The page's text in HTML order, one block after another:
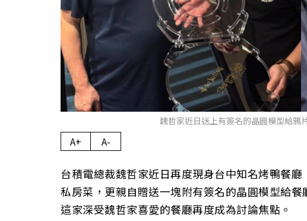
魏哲家近日送上有簽名的晶圓模型給鴉
A+ A-
台積電總裁魏哲家近日再度現身台中知名烤鴨餐
私房菜，更親自贈送一塊附有簽名的晶圓模型給
這家深受魏哲家喜愛的餐廳再度成為討論焦點。